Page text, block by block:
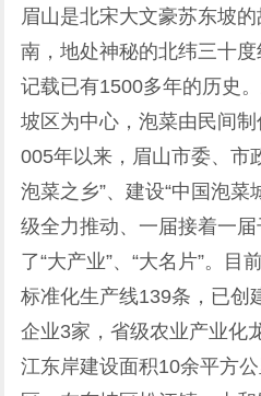
眉山是北宋大文豪苏东坡
南，地处神秘的北纬三十
记载已有1500多年的历史
坡区为中心，泡菜由民间
005年以来，眉山市委、市
泡菜之乡”、建设“中国泡菜
级全力推动、一届接着一届
了“大产业”、“大名片”。目
标准化生产线139条，已创
企业3家，省级农业产业化
江东岸建设面积10余平方公